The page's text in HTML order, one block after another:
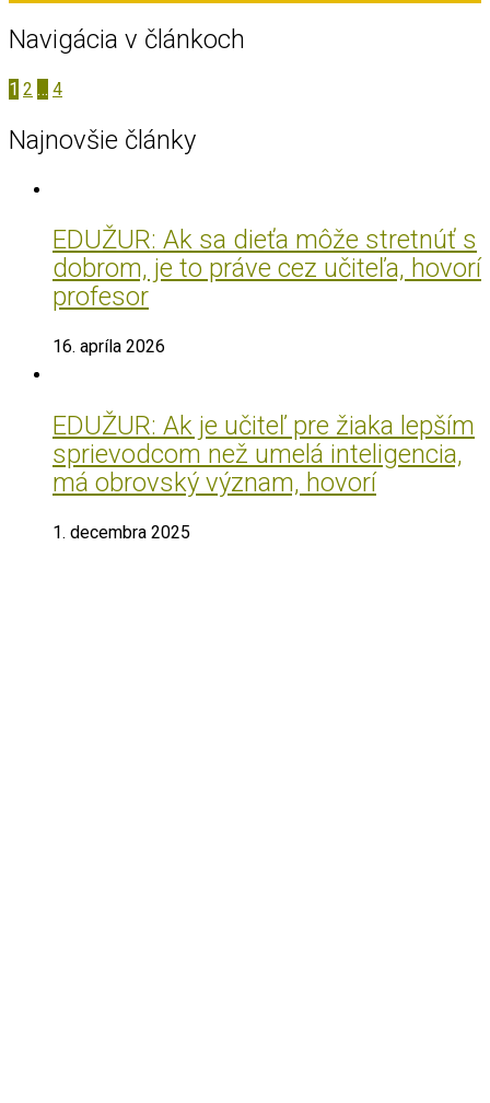
Navigácia v článkoch
1 2 … 4
Najnovšie články
EDUŽUR: Ak sa dieťa môže stretnúť s
dobrom, je to práve cez učiteľa, hovorí
profesor
16. apríla 2026
EDUŽUR: Ak je učiteľ pre žiaka lepším
sprievodcom než umelá inteligencia,
má obrovský význam, hovorí
1. decembra 2025